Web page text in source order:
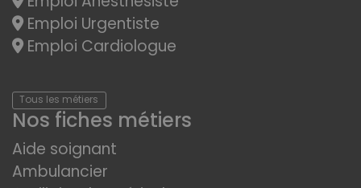
Emploi Urgentiste
Emploi Cardiologue
Tous les métiers
Nos fiches métiers
Aide soignant
Ambulancier